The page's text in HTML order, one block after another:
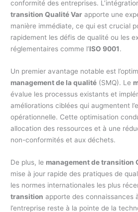
conformité des entreprises.
transition Qualité Var apporte une
manière immédiate, ce qui est crucial
rapidement les défis de qualité ou les
réglementaires comme l’ISO 9001.
Un premier avantage notable est
management de la qualité (SMQ). Le
évalue les processus existants et
améliorations ciblées qui augmentent
opérationnelle. Cette optimisation
allocation des ressources et à une
non-conformités et aux déchets.
De plus, le management de transition
mise à jour rapide des pratiques de
les normes internationales les plus
transition apporte des connaissances
l’entreprise reste à la pointe de la